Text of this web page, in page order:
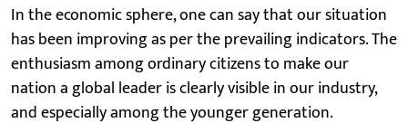
In the economic sphere, one can say that our situation
has been improving as per the prevailing indicators. The
enthusiasm among ordinary citizens to make our
nation a global leader is clearly visible in our industry,
and especially among the younger generation.